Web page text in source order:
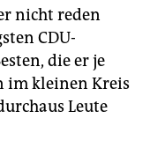
an der 5-
überwinden, um
Parteien, die
10
nicht reden
CDU-
die er je
im kleinen Kreis
Leute